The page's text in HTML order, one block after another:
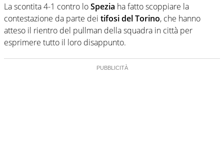
La scontita 4-1 contro loSpezia ha fatto scoppiare la
contestazione da parte dei tifosi del Torino, che hanno
atteso il rientro del pullman della squadra in città per
esprimere tutto il loro disappunto.